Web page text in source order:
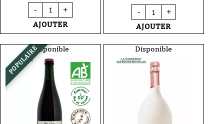
-
quantité
de
Vin
Pétillant
Rosé
-
Cinq
Peyres
-
Métis
-
75cl
+
AJOUTER
-
quantité
de
Vin
Rosé
-
Pech
del
Cel
VDF
Paradoxe
+
AJOUTER
POPULAIREDisponible Disponible